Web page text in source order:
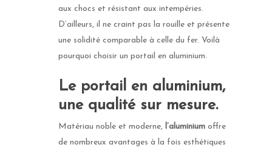
aux chocs et résistant aux intempéries.
D’ailleurs, il ne craint pas la rouille et présente
une solidité comparable à celle du fer. Voilà
pourquoi choisir un portail en aluminium.
Le portail en aluminium,
une qualité sur mesure.
Matériau noble et moderne, l’aluminium offre
de nombreux avantages à la fois esthétiques